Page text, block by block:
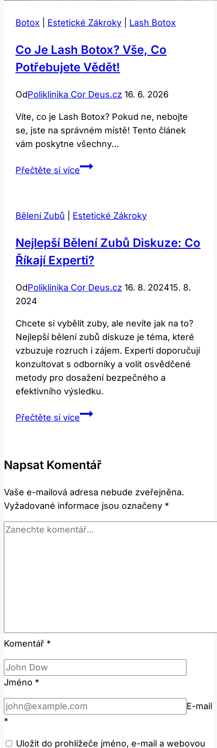
Botox Estetické Zákroky Lash Botox
Co Je Lash Botox? Vše, Co
Potřebujete Vědět!
OdPoliklinika Cor Deus.cz 16. 6. 2026
Víte, co je Lash Botox? Pokud ne, nebojte
se, jste na správném místě! Tento článek
vám poskytne všechny…
Přečtěte si víceCo
Vše,
Potřebujete
Vědět!
Bělení Zubů Estetické Zákroky
Nejlepší Bělení Zubů Diskuze: Co
Říkají Experti?
OdPoliklinika Cor Deus.cz 16. 8. 202415. 8.
2024
Chcete si vybělit zuby, ale nevíte jak na to?
Nejlepší bělení zubů diskuze je téma, které
vzbuzuje rozruch i zájem. Experti doporučují
konzultovat s odborníky a volit osvědčené
metody pro dosažení bezpečného a
efektivního výsledku.
Přečtěte si víceNejlepší
Co
experti?
Napsat Komentář
Vaše e-mailová adresa nebude zveřejněna.
Vyžadované informace jsou označeny *
Komentář *
Jméno *
E-mail
*
Uložit do prohlížeče jméno, e-mail a webovou